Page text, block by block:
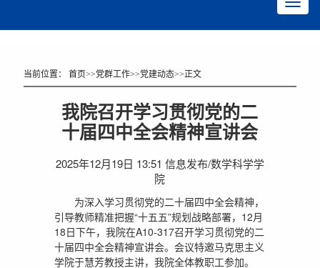
当前位置：首页>>党群工作>>党建动态>>正文
我院召开学习贯彻党的二
十届四中全会精神宣讲会
2025年12月19日 13:51 信息发布/数学科学学
院
为深入学习贯彻党的二十届四中全会精神，
引导教师精准把握“十五五”规划战略部署，12月
18日下午，我院在A10-317召开学习贯彻党的二
十届四中全会精神宣讲会。会议特邀马克思主义
学院于慧芳教授主讲，我院全体教职工参加。